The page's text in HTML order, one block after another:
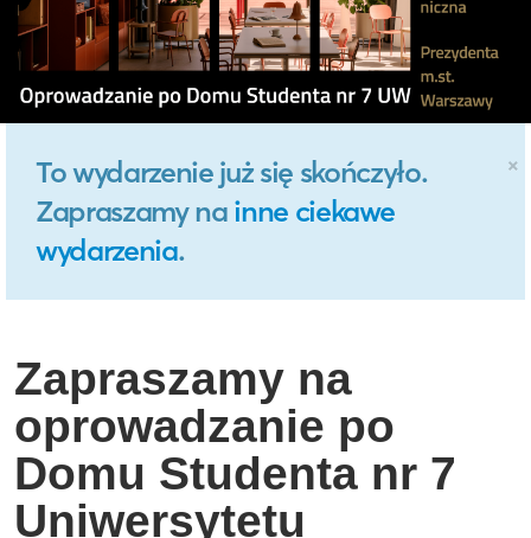
×
To wydarzenie już się skończyło.
Zapraszamy na inne ciekawe
wydarzenia.
Zapraszamy na
oprowadzanie po
Domu Studenta nr 7
Uniwersytetu